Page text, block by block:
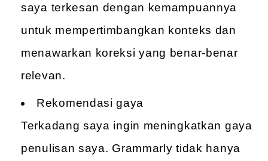
saya terkesan dengan kemampuannya
untuk mempertimbangkan konteks dan
menawarkan koreksi yang benar-benar
relevan.
Rekomendasi gaya
Terkadang saya ingin meningkatkan gaya
penulisan saya. Grammarly tidak hanya